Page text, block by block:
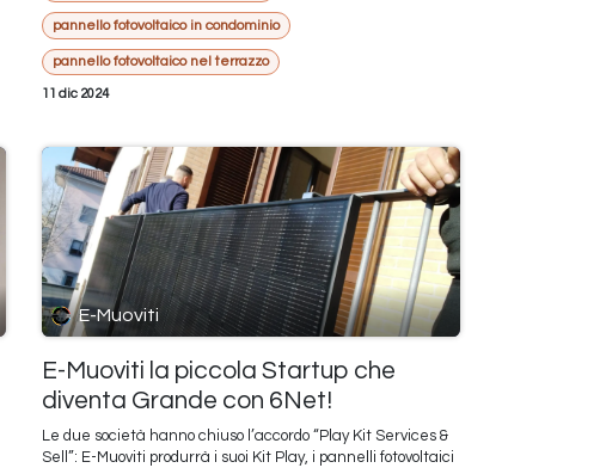
pannello fotovoltaico in condominio
pannello fotovoltaico nel terrazzo
11 dic 2024
E-Muoviti
E-Muoviti la piccola Startup che
diventa Grande con 6Net!
Le due società hanno chiuso l’accordo “Play Kit Services &
Sell”: E-Muoviti produrrà i suoi Kit Play, i pannelli fotovoltaici